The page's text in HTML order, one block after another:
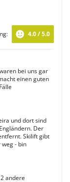
4.0 / 5.0
bei uns gar
einen guten
und dort sind
Der
Skilift gibt
- bin
andere